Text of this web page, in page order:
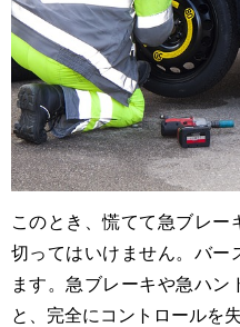
このとき、慌てて急ブレー
切ってはいけません。バー
ます。急ブレーキや急ハン
と、完全にコントロールを